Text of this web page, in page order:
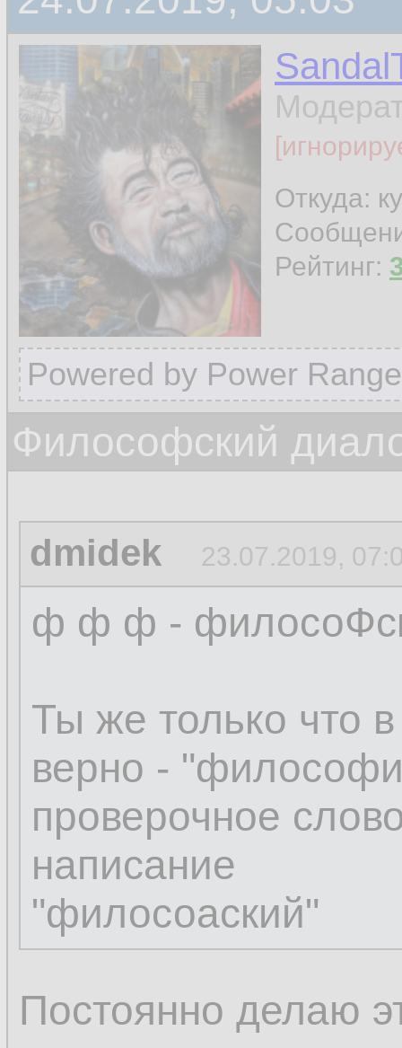
Откуда:
Рейтинг:
Powered by Power
Философский
dmidek 23.07.2019,
ф ф ф -
Ты же только что
верно -
проверочное
написание
"филосоаский"
Постоянно делаю